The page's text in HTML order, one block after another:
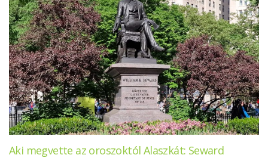
Aki megvette az oroszoktól Alaszkát: Seward